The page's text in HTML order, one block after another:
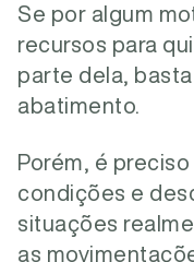
Se por algum
recursos para
parte dela,
abatimento.
Porém, é
condições e
situações
as